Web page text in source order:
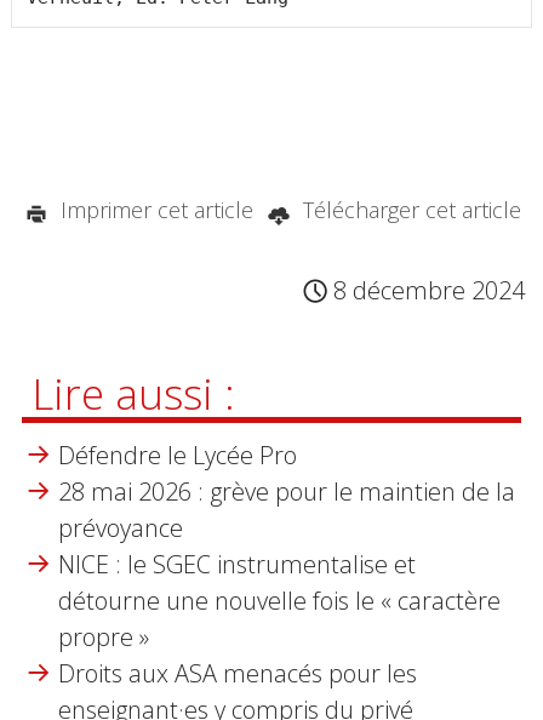
Imprimer cet article Télécharger cet article
8 décembre 2024
Lire aussi :
Défendre le Lycée Pro
28 mai 2026 : grève pour le maintien de la
prévoyance
NICE : le SGEC instrumentalise et
détourne une nouvelle fois le « caractère
propre »
Droits aux ASA menacés pour les
enseignant·es y compris du privé